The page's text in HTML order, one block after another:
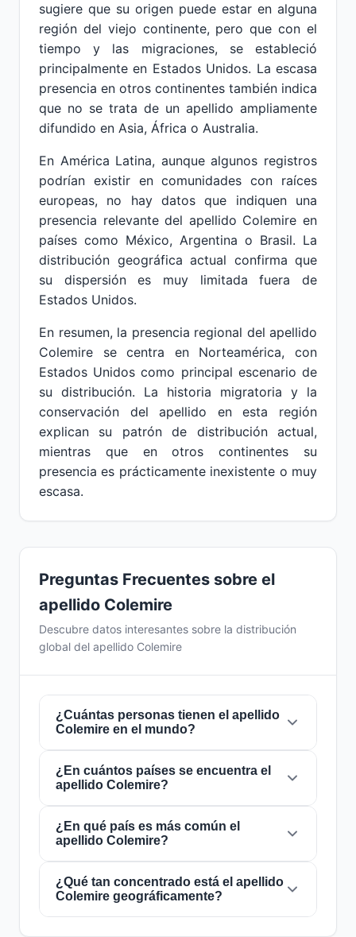
sugiere que su origen puede estar en alguna
región del viejo continente, pero que con el
tiempo y las migraciones, se estableció
principalmente en Estados Unidos. La escasa
presencia en otros continentes también indica
que no se trata de un apellido ampliamente
difundido en Asia, África o Australia.
En América Latina, aunque algunos registros
podrían existir en comunidades con raíces
europeas, no hay datos que indiquen una
presencia relevante del apellido Colemire en
países como México, Argentina o Brasil. La
distribución geográfica actual confirma que
su dispersión es muy limitada fuera de
Estados Unidos.
En resumen, la presencia regional del apellido
Colemire se centra en Norteamérica, con
Estados Unidos como principal escenario de
su distribución. La historia migratoria y la
conservación del apellido en esta región
explican su patrón de distribución actual,
mientras que en otros continentes su
presencia es prácticamente inexistente o muy
escasa.
Preguntas Frecuentes sobre el
apellido Colemire
Descubre datos interesantes sobre la distribución
global del apellido Colemire
¿Cuántas personas tienen el apellido
Colemire en el mundo?
Actualmente hay aproximadamente122
personascon el apellido
mundo. Esto significa que aproximadamente 1
de cada65,573,770 personasen el mundo
lleva este apellido. Se encuentra presente en
países, lo que refleja su distribución global.
¿En cuántos países se encuentra el
apellido Colemire?
El apellidoColemireestá presente en
de todo el mundo. Esto lo clasifica como un
apellido de alcancelocal. Su presencia en
múltiples países indica patrones históricos de
migración y dispersión familiar a lo largo de los
siglos.
¿En qué país es más común el
apellido Colemire?
El apellido Colemirees más común en
Estados Unidos, donde lo portan
aproximadamente122 personas. Esto
¿Qué tan concentrado está el apellido
Colemire geográficamente?